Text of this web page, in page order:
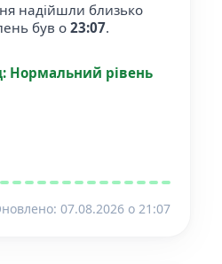
надійшли близько
був о 23:07.
Нормальний рівень
07.08.2026 o 21:07